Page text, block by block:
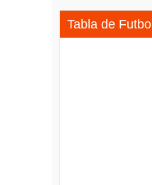
Tabla de Futbol